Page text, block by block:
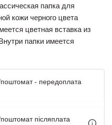
папка для
кожи черного цвета
цветная вставка из
папки имеется
документов с
и полезный
Купить папки в
- передоплата
післяплата